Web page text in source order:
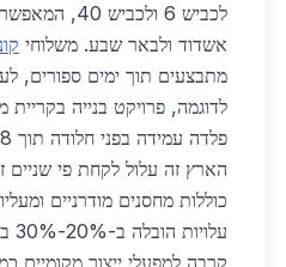
לכביש 6
אשדוד ולבאר שבע. משלוחי
מתבצעים תוך ימים ספורים,
הארץ זה עלול לקחת פי שניים
כוללות מחסנים מודרניים
קרבה למפעלי ייצור מקומיים